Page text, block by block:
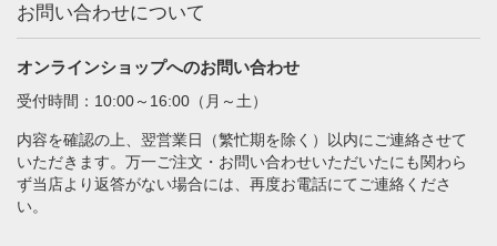
お問い合わせについて
オンラインショップへのお問い合わせ
受付時間：10:00～16:00（月～土）
内容を確認の上、翌営業日（繁忙期を除く）以内にご連絡させて
いただきます。万一ご注文・お問い合わせいただいたにも関わら
ず当店より返答がない場合には、再度お電話にてご連絡くださ
い。